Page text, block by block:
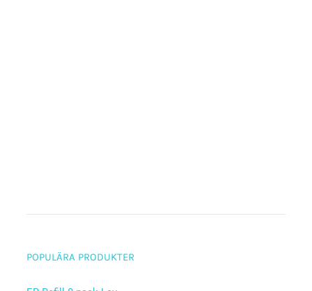
POPULÄRA PRODUKTER